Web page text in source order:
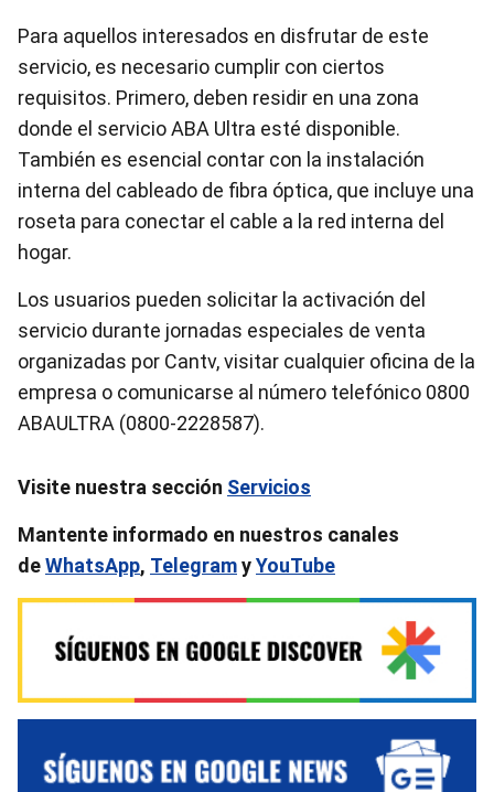
Para aquellos interesados en disfrutar de este
servicio, es necesario cumplir con ciertos
requisitos. Primero, deben residir en una zona
donde el servicio ABA Ultra esté disponible.
También es esencial contar con la instalación
interna del cableado de fibra óptica, que incluye una
roseta para conectar el cable a la red interna del
hogar.
Los usuarios pueden solicitar la activación del
servicio durante jornadas especiales de venta
organizadas por Cantv, visitar cualquier oficina de la
empresa o comunicarse al número telefónico 0800
ABAULTRA (0800-2228587).
Visite nuestra sección Servicios
Mantente informado en nuestros canales
deWhatsApp, TelegramyYouTube